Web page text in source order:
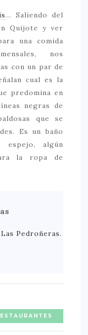
… Saliendo del
Quijote y ver
una comida
nos
con un par de
cual es la
predomina en
negras de
que se
Es un baño
espejo, algún
la ropa de
Pedroñeras.